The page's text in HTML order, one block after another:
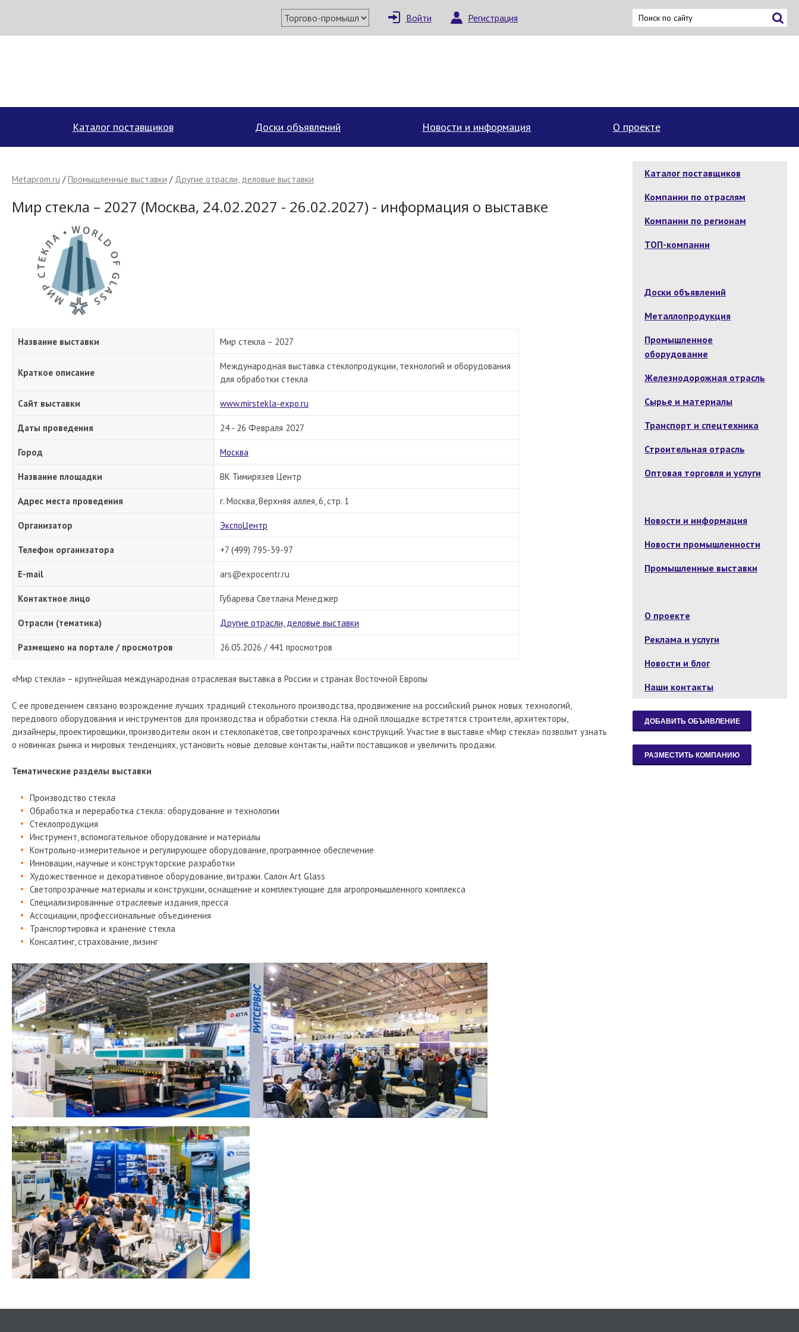
Войти Регистрация
Каталог поставщиков Доски объявлений Новости и информация О проекте
Metaprom.ru /Промышленные выставки / Другие отрасли, деловые выставки
Мир стекла – 2027 (Москва, 24.02.2027 - 26.02.2027) - информация о выставке
Название выставки Мир стекла – 2027
Краткое описание
Международная выставка стеклопродукции, технологий и оборудования
для обработки стекла
Сайт выставки www.mirstekla-expo.ru
Даты проведения 24 - 26 Февраля 2027
Город Москва
Название площадки ВК Тимирязев Центр
Адрес места проведения г. Москва, Верхняя аллея, 6, стр. 1
Организатор ЭкспоЦентр
Телефон организатора +7 (499) 795-39-97
E-mail ars@expocentr.ru
Контактное лицо Губарева Светлана Менеджер
Отрасли (тематика) Другие отрасли, деловые выставки
Размещено на портале / просмотров 26.05.2026 / 441 просмотров
«Мир стекла» – крупнейшая международная отраслевая выставка в России и странах Восточной Европы
С ее проведением связано возрождение лучших традиций стекольного производства, продвижение на российский рынок новых технологий,
передового оборудования и инструментов для производства и обработки стекла. На одной площадке встретятся строители, архитекторы,
дизайнеры, проектировщики, производители окон и стеклопакетов, светопрозрачных конструкций. Участие в выставке «Мир стекла» позволит узнать
о новинках рынка и мировых тенденциях, установить новые деловые контакты, найти поставщиков и увеличить продажи.
Тематические разделы выставки
Производство стекла
Обработка и переработка стекла: оборудование и технологии
Стеклопродукция
Инструмент, вспомогательное оборудование и материалы
Контрольно-измерительное и регулирующее оборудование, программное обеспечение
Инновации, научные и конструкторские разработки
Художественное и декоративное оборудование, витражи. Салон Art Glass
Светопрозрачные материалы и конструкции, оснащение и комплектующие для агропромышленного комплекса
Специализированные отраслевые издания, пресса
Ассоциации, профессиональные объединения
Транспортировка и хранение стекла
Консалтинг, страхование, лизинг
Каталог поставщиков
Компании по отраслям
Компании по регионам
ТОП-компании
Доски объявлений
Металлопродукция
Промышленное
оборудование
Железнодорожная отрасль
Сырье и материалы
Транспорт и спецтехника
Строительная отрасль
Оптовая торговля и услуги
Новости и информация
Новости промышленности
Промышленные выставки
О проекте
Реклама и услуги
Новости и блог
Наши контакты